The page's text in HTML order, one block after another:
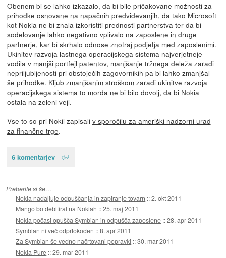
Obenem bi se lahko izkazalo, da bi bile pričakovane možnosti za
prihodke osnovane na napačnih predvidevanjih, da tako Microsoft
kot Nokia ne bi znala izkoristiti prednosti partnerstva ter da bi
sodelovanje lahko negativno vplivalo na zaposlene in druge
partnerje, kar bi skrhalo odnose znotraj podjetja med zaposlenimi.
Ukinitev razvoja lastnega operacijskega sistema najverjetneje
vodila v manjši portfejl patentov, manjšanje tržnega deleža zaradi
nepriljubljenosti pri obstoječih zagovornikih pa bi lahko zmanjšal
še prihodke. Kljub zmanjšanim stroškom zaradi ukinitve razvoja
operacijskega sistema to morda ne bi bilo dovolj, da bi Nokia
ostala na zeleni veji.
Vse to so pri Nokii zapisali v sporočilu za ameriški nadzorni urad
za finančne trge.
6 komentarjev
Preberite si še…
Nokia nadaljuje odpuščanja in zapiranje tovarn ::2. okt 2011
Mango bo debitiral na Nokiah ::25. maj 2011
Nokia počasi opušča Symbian in odpušča zaposlene ::28. apr 2011
Symbian ni več odprtokoden ::8. apr 2011
Za Symbian še vedno načrtovani popravki ::30. mar 2011
Nokia Pure ::29. mar 2011